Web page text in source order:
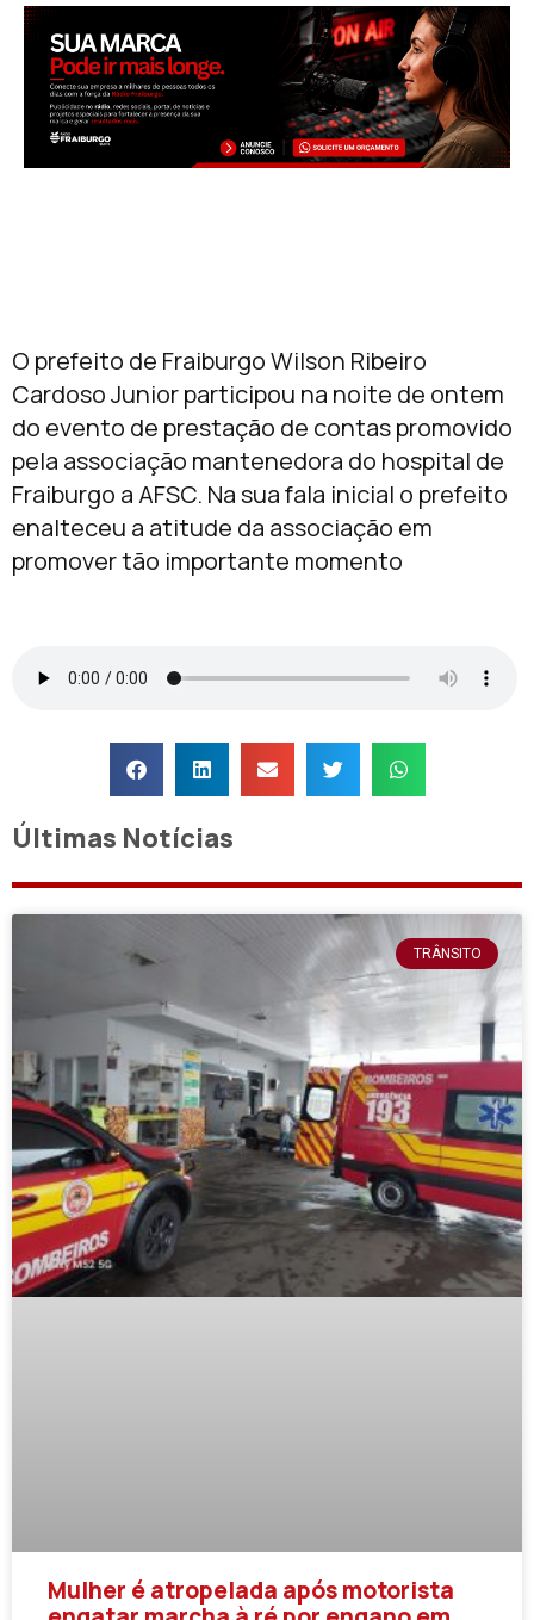
O prefeito de Fraiburgo Wilson Ribeiro
Cardoso Junior participou na noite de ontem
do evento de prestação de contas promovido
pela associação mantenedora do hospital de
Fraiburgo a AFSC. Na sua fala inicial o prefeito
enalteceu a atitude da associação em
promover tão importante momento
Últimas Notícias
TRÂNSITO
Mulher é atropelada após motorista